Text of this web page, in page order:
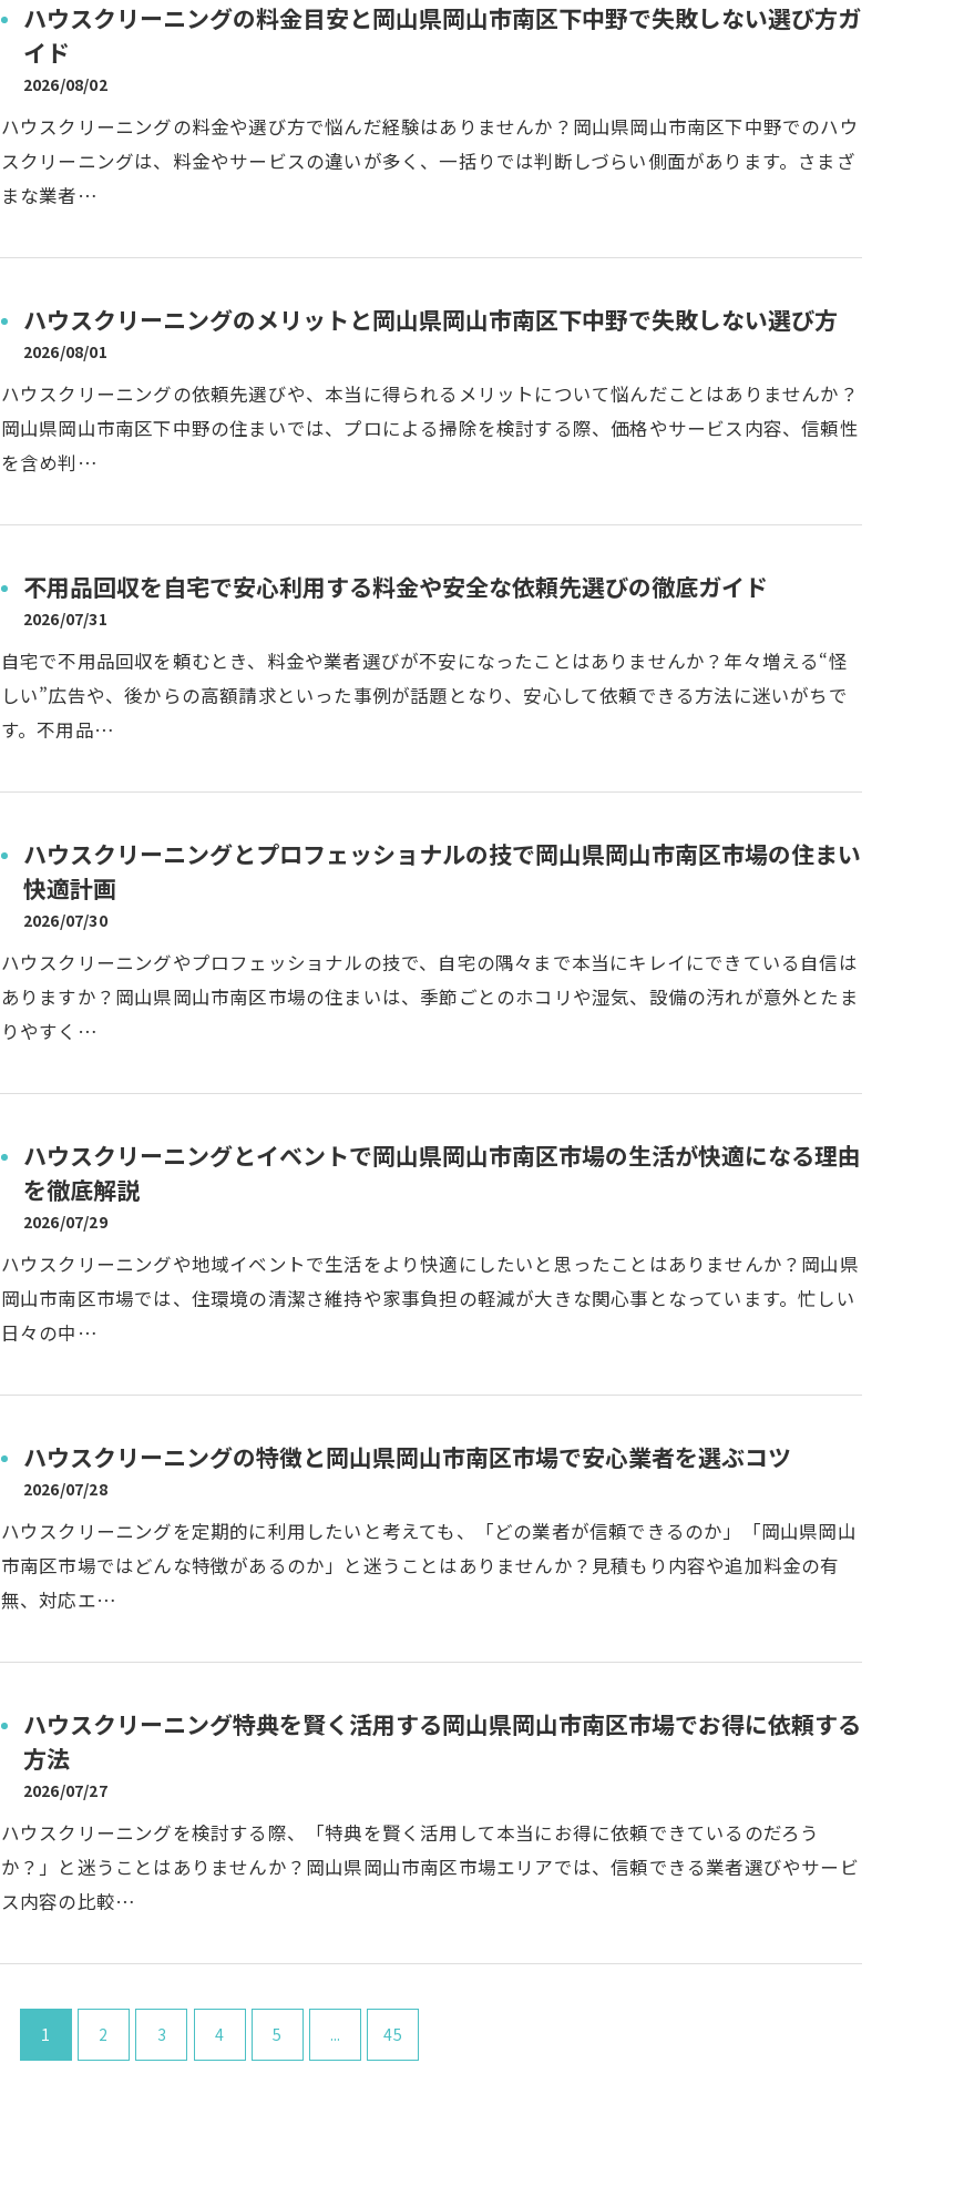
ハウスクリーニングの料金目安と岡山県岡山市南区下中野で失敗しない選び方ガ
イド
2026/08/02
ハウスクリーニングの料金や選び方で悩んだ経験はありませんか？岡山県岡山市南区下中野でのハウ
スクリーニングは、料金やサービスの違いが多く、一括りでは判断しづらい側面があります。さまざ
まな業者…
ハウスクリーニングのメリットと岡山県岡山市南区下中野で失敗しない選び方
2026/08/01
ハウスクリーニングの依頼先選びや、本当に得られるメリットについて悩んだことはありませんか？
岡山県岡山市南区下中野の住まいでは、プロによる掃除を検討する際、価格やサービス内容、信頼性
を含め判…
不用品回収を自宅で安心利用する料金や安全な依頼先選びの徹底ガイド
2026/07/31
自宅で不用品回収を頼むとき、料金や業者選びが不安になったことはありませんか？年々増える“怪
しい”広告や、後からの高額請求といった事例が話題となり、安心して依頼できる方法に迷いがちで
す。不用品…
ハウスクリーニングとプロフェッショナルの技で岡山県岡山市南区市場の住まい
快適計画
2026/07/30
ハウスクリーニングやプロフェッショナルの技で、自宅の隅々まで本当にキレイにできている自信は
ありますか？岡山県岡山市南区市場の住まいは、季節ごとのホコリや湿気、設備の汚れが意外とたま
りやすく…
ハウスクリーニングとイベントで岡山県岡山市南区市場の生活が快適になる理由
を徹底解説
2026/07/29
ハウスクリーニングや地域イベントで生活をより快適にしたいと思ったことはありませんか？岡山県
岡山市南区市場では、住環境の清潔さ維持や家事負担の軽減が大きな関心事となっています。忙しい
日々の中…
ハウスクリーニングの特徴と岡山県岡山市南区市場で安心業者を選ぶコツ
2026/07/28
ハウスクリーニングを定期的に利用したいと考えても、「どの業者が信頼できるのか」「岡山県岡山
市南区市場ではどんな特徴があるのか」と迷うことはありませんか？見積もり内容や追加料金の有
無、対応エ…
ハウスクリーニング特典を賢く活用する岡山県岡山市南区市場でお得に依頼する
方法
2026/07/27
ハウスクリーニングを検討する際、「特典を賢く活用して本当にお得に依頼できているのだろう
か？」と迷うことはありませんか？岡山県岡山市南区市場エリアでは、信頼できる業者選びやサービ
ス内容の比較…
1 2 3 4 5 ... 45